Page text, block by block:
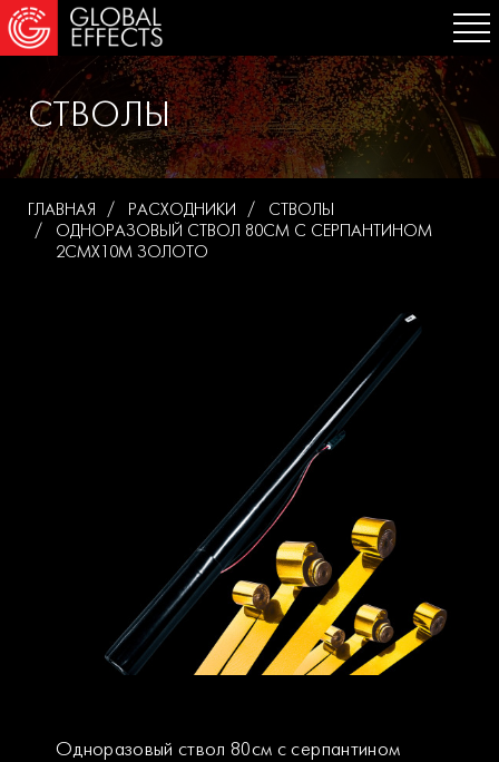
СТВОЛЫ
ГЛАВНАЯ РАСХОДНИКИ
СТВОЛЫ
ОДНОРАЗОВЫЙ СТВОЛ 80СМ С СЕРПАНТИНОМ
2СМХ10М ЗОЛОТО
Одноразовый ствол 80см с серпантином